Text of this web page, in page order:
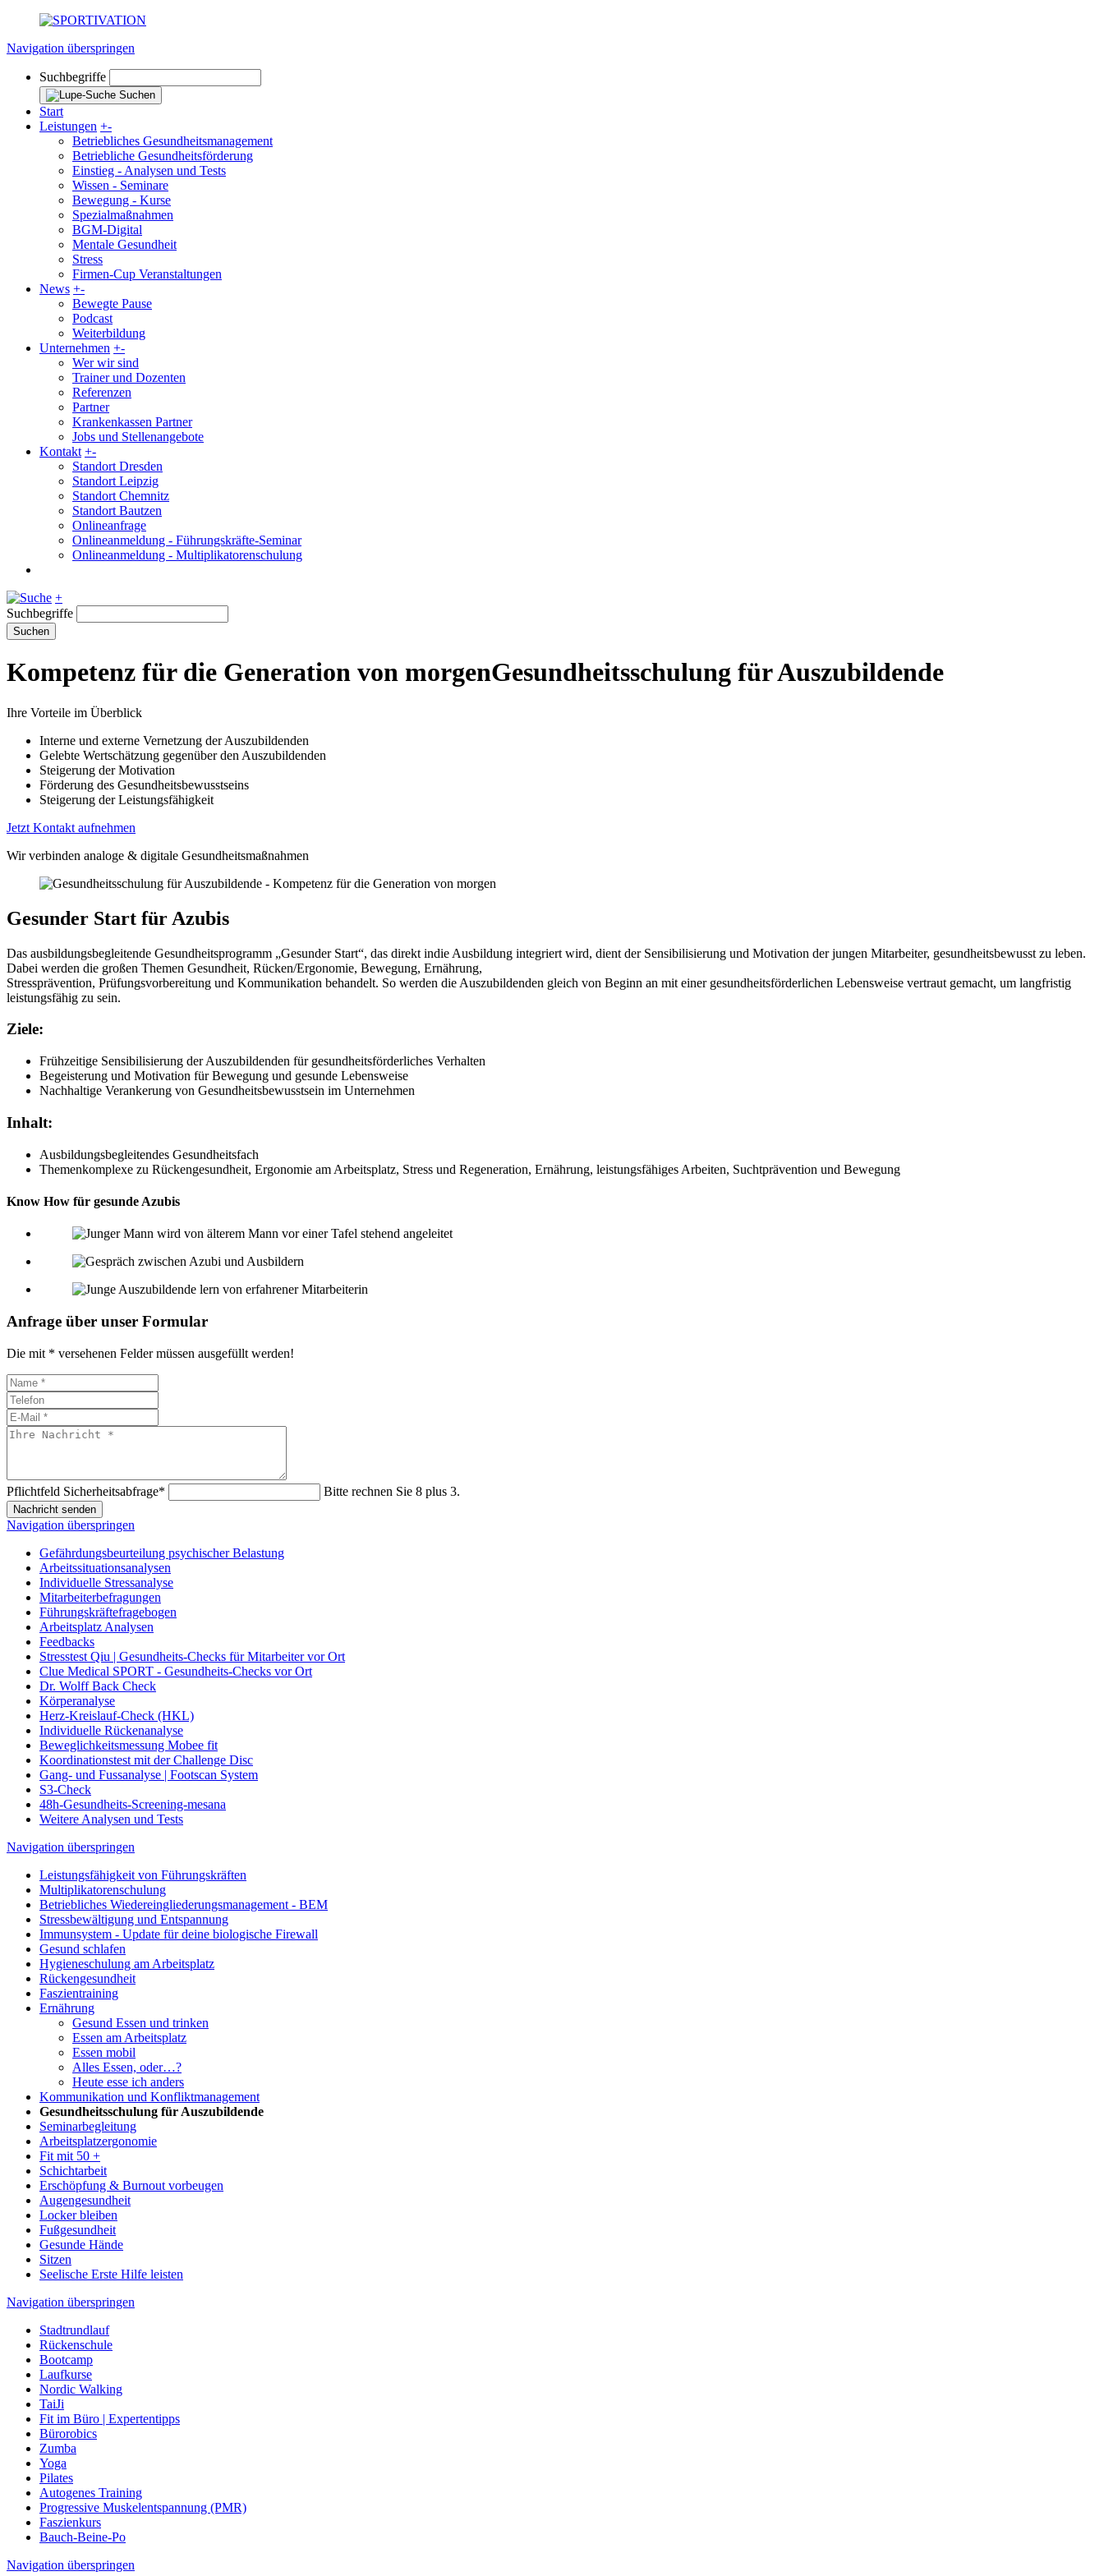
Navigation überspringen
Suchbegriffe
Suchen
Start
Leistungen +-
Betriebliches Gesundheitsmanagement
Betriebliche Gesundheitsförderung
Einstieg - Analysen und Tests
Wissen - Seminare
Bewegung - Kurse
Spezialmaßnahmen
BGM-Digital
Mentale Gesundheit
Stress
Firmen-Cup Veranstaltungen
News +-
Bewegte Pause
Podcast
Weiterbildung
Unternehmen +-
Wer wir sind
Trainer und Dozenten
Referenzen
Partner
Krankenkassen Partner
Jobs und Stellenangebote
Kontakt +-
Standort Dresden
Standort Leipzig
Standort Chemnitz
Standort Bautzen
Onlineanfrage
Onlineanmeldung - Führungskräfte-Seminar
Onlineanmeldung - Multiplikatorenschulung
+
Suchbegriffe
Suchen
Kompetenz für die Generation von morgenGesundheits­schulung für Auszubildende
Ihre Vorteile im Überblick
Interne und externe Vernetzung der Auszubildenden
Gelebte Wertschätzung gegenüber den Auszubildenden
Steigerung der Motivation
Förderung des Gesundheitsbewusstseins
Steigerung der Leistungsfähigkeit
Jetzt Kontakt aufnehmen
Wir verbinden analoge & digitale Gesundheitsmaßnahmen
Gesunder Start für Azubis
Das ausbildungsbegleitende Gesundheitsprogramm „Gesunder Start“, das direkt indie Ausbildung integriert wird, dient der Sensibilisierung und Motivation der jungen Mitarbeiter, gesundheitsbewusst zu leben.
Dabei werden die großen Themen Gesundheit, Rücken/Ergonomie, Bewegung, Ernährung,
Stressprävention, Prüfungsvorbereitung und Kommunikation behandelt. So werden die Auszubildenden gleich von Beginn an mit einer gesundheitsförderlichen Lebensweise vertraut gemacht, um langfristig
leistungsfähig zu sein.
Ziele:
Frühzeitige Sensibilisierung der Auszubildenden für gesundheitsförderliches Verhalten
Begeisterung und Motivation für Bewegung und gesunde Lebensweise
Nachhaltige Verankerung von Gesundheitsbewusstsein im Unternehmen
Inhalt:
Ausbildungsbegleitendes Gesundheitsfach
Themenkomplexe zu Rückengesundheit, Ergonomie am Arbeitsplatz, Stress und Regeneration, Ernährung, leistungsfähiges Arbeiten, Suchtprävention und Bewegung
Know How für gesunde Azubis
Anfrage über unser Formular
Die mit * versehenen Felder müssen ausgefüllt werden!
Pflichtfeld Sicherheitsabfrage* Bitte rechnen Sie 8 plus 3.
Nachricht senden
Navigation überspringen
Gefährdungsbeurteilung psychischer Belastung
Arbeitssituationsanalysen
Individuelle Stressanalyse
Mitarbeiterbefragungen
Führungskräftefragebogen
Arbeitsplatz Analysen
Feedbacks
Stresstest Qiu | Gesundheits-Checks für Mitarbeiter vor Ort
Clue Medical SPORT - Gesundheits-Checks vor Ort
Dr. Wolff Back Check
Körperanalyse
Herz-Kreislauf-Check (HKL)
Individuelle Rückenanalyse
Beweglichkeitsmessung Mobee fit
Koordinationstest mit der Challenge Disc
Gang- und Fussanalyse | Footscan System
S3-Check
48h-Gesundheits-Screening-mesana
Weitere Analysen und Tests
Navigation überspringen
Leistungsfähigkeit von Führungskräften
Multiplikatorenschulung
Betriebliches Wiedereingliederungsmanagement - BEM
Stressbewältigung und Entspannung
Immunsystem - Update für deine biologische Firewall
Gesund schlafen
Hygieneschulung am Arbeitsplatz
Rückengesundheit
Faszientraining
Ernährung
Gesund Essen und trinken
Essen am Arbeitsplatz
Essen mobil
Alles Essen, oder…?
Heute esse ich anders
Kommunikation und Konfliktmanagement
Gesundheitsschulung für Auszubildende
Seminarbegleitung
Arbeitsplatzergonomie
Fit mit 50 +
Schichtarbeit
Erschöpfung & Burnout vorbeugen
Augengesundheit
Locker bleiben
Fußgesundheit
Gesunde Hände
Sitzen
Seelische Erste Hilfe leisten
Navigation überspringen
Stadtrundlauf
Rückenschule
Bootcamp
Laufkurse
Nordic Walking
TaiJi
Fit im Büro | Expertentipps
Bürorobics
Zumba
Yoga
Pilates
Autogenes Training
Progressive Muskelentspannung (PMR)
Faszienkurs
Bauch-Beine-Po
Navigation überspringen